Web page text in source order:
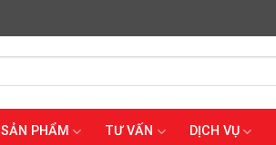
SẢN PHẨM TƯ VẤN DỊCH VỤ